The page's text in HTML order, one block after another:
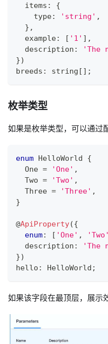
  items
:
{
    type
: 'string' ,
} ,
  example
: [ '1' ] ,
  description
:
'The
})
breeds : string [ ] ;
枚举类型
如果是枚举类型，可以通过
enum HelloWorld {
  One
= 'One' ,
  Two
= 'Two' ,
  Three
= 'Three' ,
}
@ApiProperty({
enum: [ 'One' , 'Two'
  description
:
'The
})
hello : HelloWorld ;
如果该字段在最顶层，展示